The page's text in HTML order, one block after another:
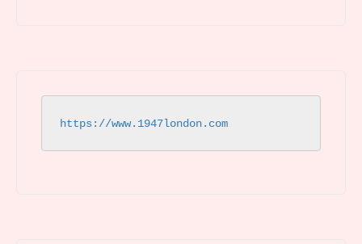
https://www.1947london.com